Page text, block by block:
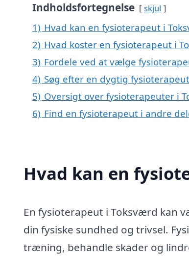
Indholdsfortegnelse skjul
1) Hvad kan en fysioterapeut i
2) Hvad koster en fysioterapeut i
3) Fordele ved at vælge
4) Søg efter en dygtig
5) Oversigt over fysioterapeuter i
6) Find en fysioterapeut i andre
Hvad kan en
En fysioterapeut i Toksværd kan
din fysiske sundhed og trivsel.
træning, behandle skader og